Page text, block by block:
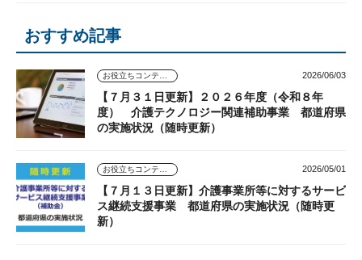
おすすめ記事
お役立ちコンテンツ 2026/06/03
【７月３１日更新】２０２６年度（令和８年
度） 介護テクノロジー関連補助事業 都道府県
の実施状況（随時更新）
お役立ちコンテンツ 2026/05/01
【７月１３日更新】介護事業所等に対するサービ
ス継続支援事業 都道府県の実施状況（随時更
新）